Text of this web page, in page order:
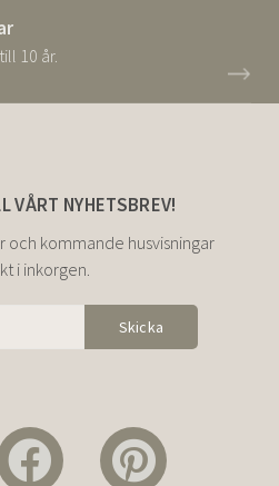
10 år.
VÅRT NYHETSBREV!
och kommande husvisningar
i inkorgen.